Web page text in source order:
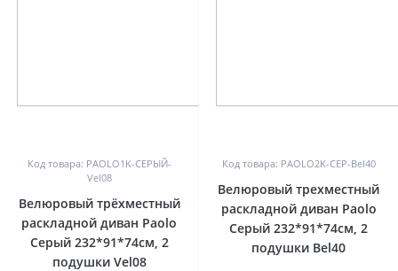
Код товара: PAOLO1K-СЕРЫЙ-
Vel08
Велюровый трёхместный
раскладной диван Paolo
Серый 232*91*74см, 2
подушки Vel08
Код товара: PAOLO2K-СЕР-Bel40
Велюровый трехместный
раскладной диван Paolo
Серый 232*91*74см, 2
подушки Bel40